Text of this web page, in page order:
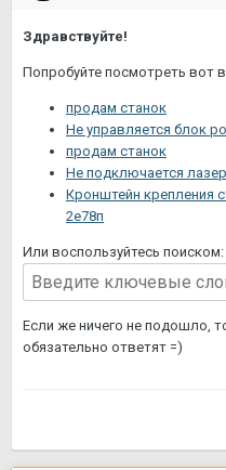
Здравствуйте!
Попробуйте посмотреть вот в
продам станок
Не управляется блок
продам станок
Не подключается
Кронштейн крепления
2е78п
Или воспользуйтесь поиском:
Если же ничего не подошло,
обязательно ответят =)